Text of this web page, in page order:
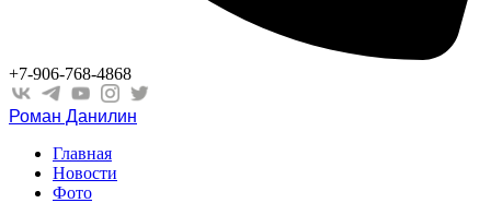
+7-906-768-4868
Роман Данилин
Главная
Новости
Фото